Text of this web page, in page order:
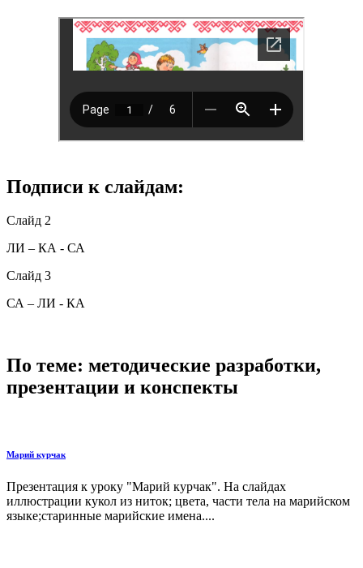
Подписи к слайдам:
Слайд 2
ЛИ – КА - СА
Слайд 3
СА – ЛИ - КА
По теме: методические разработки,
презентации и конспекты
Марий курчак
Презентация к уроку "Марий курчак". На слайдах
иллюстрации кукол из ниток; цвета, части тела на марийском
языке;старинные марийские имена....